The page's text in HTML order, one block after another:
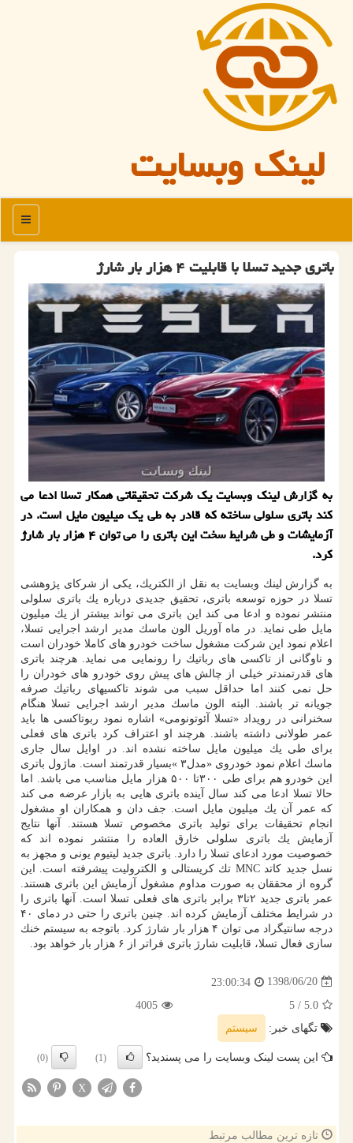
لینک وبسایت
منو
باتری جدید تسلا با قابلیت ۴ هزار بار شارژ
به گزارش لینك وبسایت یك شركت تحقیقاتی همكار تسلا ادعا می
كند باتری سلولی ساخته كه قادر به طی یك میلیون مایل است. در
آزمایشات و طی شرایط سخت این باتری را می توان ۴ هزار بار شارژ
كرد.
به گزارش لینك وبسایت به نقل از الكتریك، یكی از شركای پژوهشی
تسلا در حوزه توسعه باتری، تحقیق جدیدی درباره یك باتری سلولی
منتشر نموده و ادعا می كند این باتری می تواند بیشتر از یك میلیون
مایل طی نماید. در ماه آوریل الون ماسك مدیر ارشد اجرایی تسلا،
اعلام نمود این شركت مشغول ساخت خودرو های كاملا خودران است
و ناوگانی از تاكسی های رباتیك را رونمایی می نماید. هرچند باتری
های قدرتمندتر خیلی از چالش های پیش روی خودرو های خودران را
حل نمی كنند اما حداقل سبب می شوند تاكسیهای رباتیك صرفه
جویانه تر باشند. البته الون ماسك مدیر ارشد اجرایی تسلا هنگام
سخنرانی در رویداد «تسلا آئوتونومی» اشاره نمود ربوتاكسی ها باید
عمر طولانی داشته باشند. هرچند او اعتراف كرد باتری های فعلی
برای طی یك میلیون مایل ساخته نشده اند. در اوایل سال جاری
ماسك اعلام نمود خودروی «مدل۳ »بسیار قدرتمند است. ماژول باتری
این خودرو هم برای طی ۳۰۰تا ۵۰۰ هزار مایل مناسب می باشد. اما
حالا تسلا ادعا می كند سال آینده باتری هایی به بازار عرضه می كند
كه عمر آن یك میلیون مایل است. جف دان و همكاران او مشغول
انجام تحقیقات برای تولید باتری مخصوص تسلا هستند. آنها نتایج
آزمایش یك باتری سلولی خارق العاده را منتشر نموده اند كه
خصوصیت مورد ادعای تسلا را دارد. باتری جدید لیتیوم یونی و مجهز به
نسل جدید كاتد MNC تك كریستالی و الكترولیت پیشرفته است. این
گروه از محققان به صورت مداوم مشغول آزمایش این باتری هستند.
عمر باتری جدید ۲تا۳ برابر باتری های فعلی تسلا است. آنها باتری را
در شرایط مختلف آزمایش كرده اند. چنین باتری را حتی در دمای ۴۰
درجه سانتیگراد می توان ۴ هزار بار شارژ كرد. باتوجه به سیستم خنك
سازی فعال تسلا، قابلیت شارژ باتری فراتر از ۶ هزار بار خواهد بود.
1398/06/20
23:00:34
5.0
/ 5
4005
تگهای خبر:
سیستم
این پست لینک وبسایت را می پسندید؟ (1)
(0)
X
تازه ترین مطالب مرتبط